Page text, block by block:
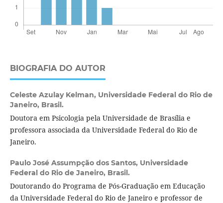
BIOGRAFIA DO AUTOR
Celeste Azulay Kelman, Universidade Federal do Rio de
Janeiro, Brasil.
Doutora em Psicologia pela Universidade de Brasília e
professora associada da Universidade Federal do Rio de
Janeiro.
Paulo José Assumpção dos Santos, Universidade
Federal do Rio de Janeiro, Brasil.
Doutorando do Programa de Pós-Graduação em Educação
da Universidade Federal do Rio de Janeiro e professor de